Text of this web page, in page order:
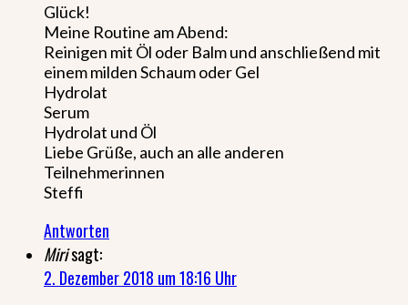
Glück!
Meine Routine am Abend:
Reinigen mit Öl oder Balm und anschließend mit
einem milden Schaum oder Gel
Hydrolat
Serum
Hydrolat und Öl
Liebe Grüße, auch an alle anderen
Teilnehmerinnen
Steffi
Antworten
Mirisagt:
2. Dezember 2018 um 18:16 Uhr